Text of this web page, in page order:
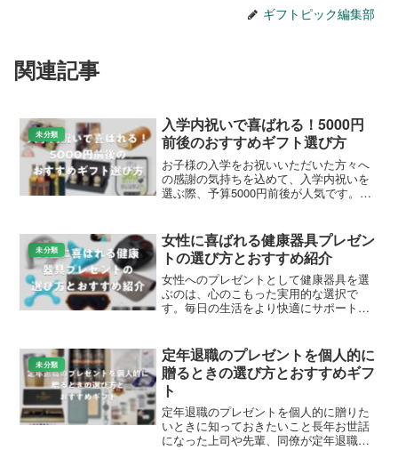
ギフトピック編集部
関連記事
未分類
入学内祝いで喜ばれる！5000円
前後のおすすめギフト選び方
お子様の入学をお祝いいただいた方々へ
の感謝の気持ちを込めて、入学内祝いを
選ぶ際、予算5000円前後が人気です。こ
す。ギフト・プレゼント選びメディアと
して、Amazonや楽...
未分類
女性に喜ばれる健康器具プレゼン
トの選び方とおすすめ紹介
女性へのプレゼントとして健康器具を選
ぶのは、心のこもった実用的な選択で
す。毎日の生活をより快適にサポートす
います。この記事では、女性にぴったり
の健康器具を厳選して紹...
未分類
定年退職のプレゼントを個人的に
贈るときの選び方とおすすめギフ
ト
定年退職のプレゼントを個人的に贈りた
いときに知っておきたいこと長年お世話
になった上司や先輩、同僚が定年退職を